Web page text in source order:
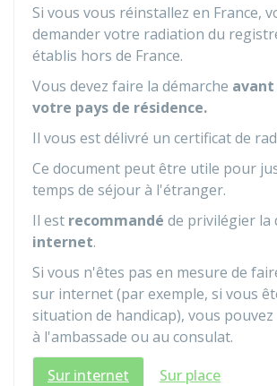
Si vous vous réinstallez en France,
demander votre radiation du
établis hors de France.
Vous devez faire la démarche
votre pays de résidence.
Il vous est délivré un certificat de
Ce document peut être utile pour
temps de séjour à l'étranger.
Il est recommandé de privilégier la
internet.
Si vous n'êtes pas en mesure de
sur internet (par exemple, si vous
situation de handicap), vous
à l'ambassade ou au consulat.
Sur internet
Sur place